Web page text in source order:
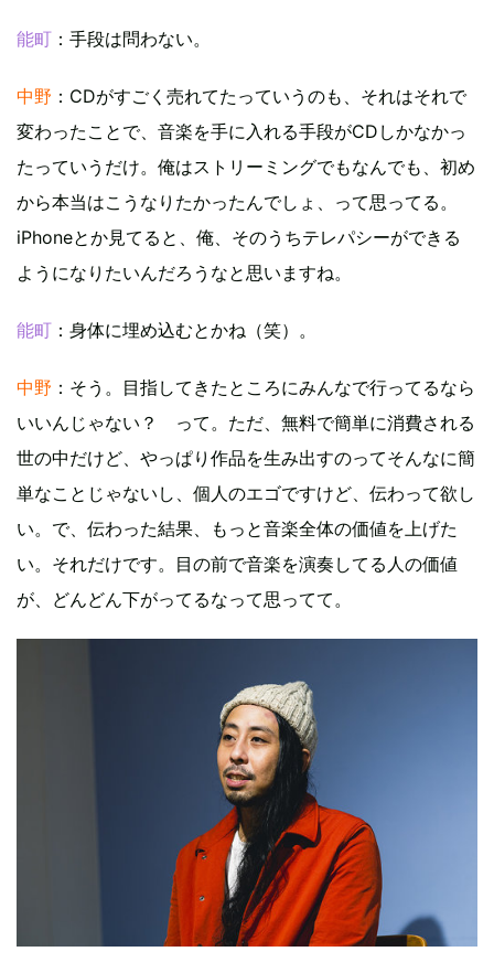
能町 ：手段は問わない。
中野 ：CDがすごく売れてたっていうのも、それはそれで
変わったことで、音楽を手に入れる手段がCDしかなかっ
たっていうだけ。俺はストリーミングでもなんでも、初め
から本当はこうなりたかったんでしょ、って思ってる。
iPhoneとか見てると、俺、そのうちテレパシーができる
ようになりたいんだろうなと思いますね。
能町 ：身体に埋め込むとかね（笑）。
中野 ：そう。目指してきたところにみんなで行ってるなら
いいんじゃない？ って。ただ、無料で簡単に消費される
世の中だけど、やっぱり作品を生み出すのってそんなに簡
単なことじゃないし、個人のエゴですけど、伝わって欲し
い。で、伝わった結果、もっと音楽全体の価値を上げた
い。それだけです。目の前で音楽を演奏してる人の価値
が、どんどん下がってるなって思ってて。